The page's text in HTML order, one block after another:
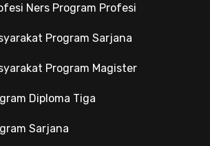
Ners Program Profesi
Program Sarjana
Program Magister
Diploma Tiga
Sarjana